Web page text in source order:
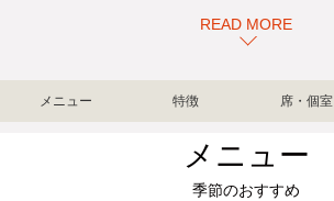
READ MORE
メニュー 特徴 席・個室
メニュー
季節のおすすめ